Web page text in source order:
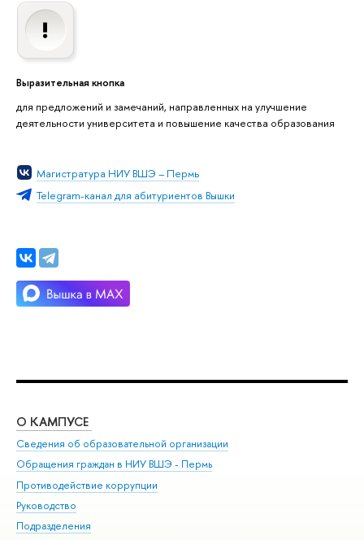
Выразительная кнопка
для предложений и замечаний, направленных на улучшение
деятельности университета и повышение качества образования
Магистратура НИУ ВШЭ – Пермь
Telegram-канал для абитуриентов Вышки
О КАМПУСЕ
Сведения об образовательной организации
Обращения граждан в НИУ ВШЭ - Пермь
Противодействие коррупции
Руководство
Подразделения